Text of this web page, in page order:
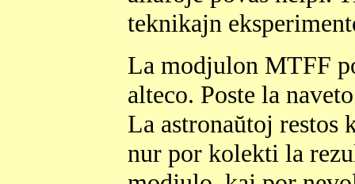
teknikajn
La modjulon MTFF
alteco. Poste la
La astronaŭtoj restos
nur por kolekti la